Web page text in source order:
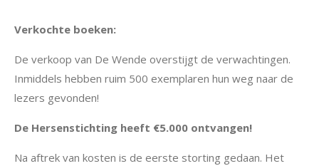
Verkochte boeken:
De verkoop van De Wende overstijgt de verwachtingen.
Inmiddels hebben ruim 500 exemplaren hun weg naar de
lezers gevonden!
De Hersenstichting heeft €5.000 ontvangen!
Na aftrek van kosten is de eerste storting gedaan. Het